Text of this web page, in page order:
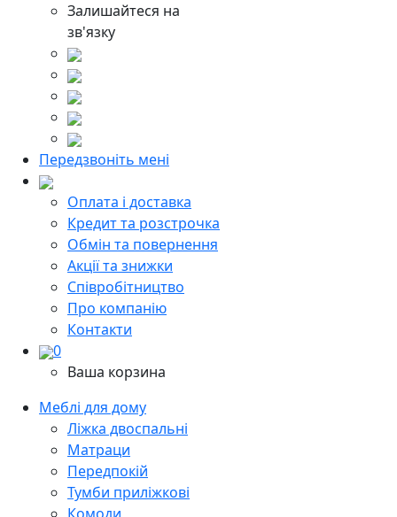
Залишайтеся на
зв'язку
Передзвоніть мені
Оплата і доставка
Кредит та розстрочка
Обмін та повернення
Акції та знижки
Cпівробітництво
Про компанію
Контакти
0
Ваша корзина
Меблі для дому
Ліжка двоспальні
Матраци
Передпокій
Тумби приліжкові